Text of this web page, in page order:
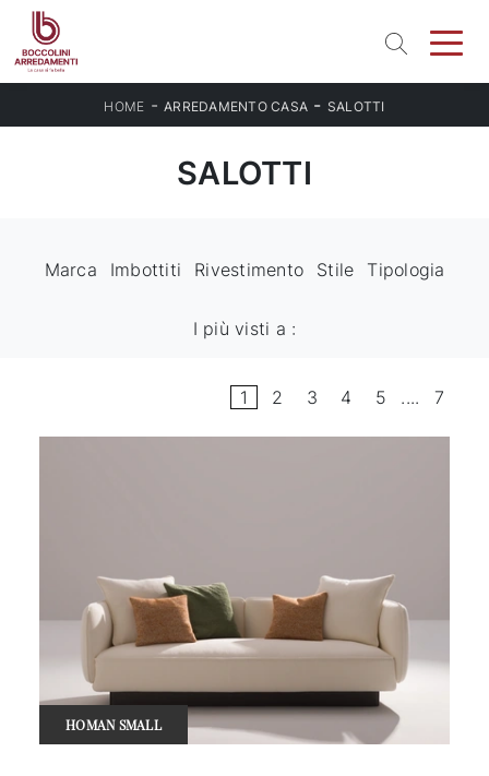
HOME -ARREDAMENTO CASA - SALOTTI
SALOTTI
Marca Imbottiti Rivestimento Stile Tipologia
I più visti a :
1 2 3 4 5 .... 7
HOMAN SMALL